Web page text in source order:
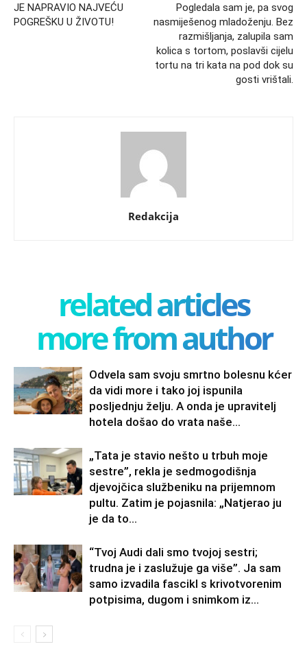
JE NAPRAVIO NAJVEĆU
POGREŠKU U ŽIVOTU!
Pogledala sam je, pa svog
nasmiješenog mladoženju. Bez
razmišljanja, zalupila sam
kolica s tortom, poslavši cijelu
tortu na tri kata na pod dok su
gosti vrištali.
Redakcija
related articles
more from author
Odvela sam svoju smrtno bolesnu kćer
da vidi more i tako joj ispunila
posljednju želju. A onda je upravitelj
hotela došao do vrata naše...
„Tata je stavio nešto u trbuh moje
sestre”, rekla je sedmogodišnja
djevojčica službeniku na prijemnom
pultu. Zatim je pojasnila: „Natjerao ju
je da to...
“Tvoj Audi dali smo tvojoj sestri;
trudna je i zaslužuje ga više”. Ja sam
samo izvadila fascikl s krivotvorenim
potpisima, dugom i snimkom iz...